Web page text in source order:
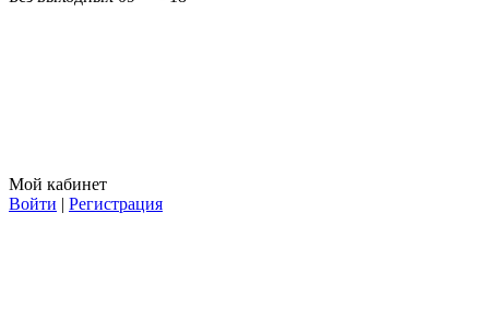
Мой кабинет
Войти | Регистрация